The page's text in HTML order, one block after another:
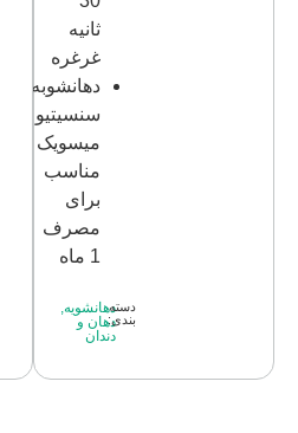
ثانیه
غرغره
دهانشوبه
سنسیتیو
میسویک
مناسب
برای
مصرف
1 ماه
دهانشویه
دهان و
دندان
دسته
بندی: